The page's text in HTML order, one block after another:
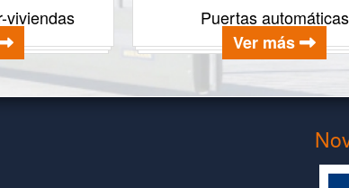
viviendas
Puertas automáticas
Ver más